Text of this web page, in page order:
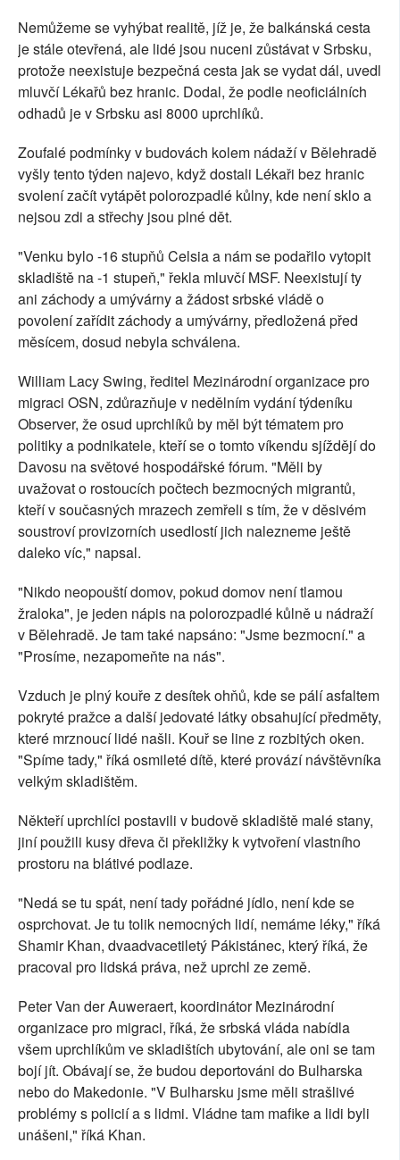
Nemůžeme se vyhýbat realitě, jíž je, že balkánská cesta
je stále otevřená, ale lidé jsou nuceni zůstávat v Srbsku,
protože neexistuje bezpečná cesta jak se vydat dál, uvedl
mluvčí Lékařů bez hranic. Dodal, že podle neoficiálních
odhadů je v Srbsku asi 8000 uprchlíků.
Zoufalé podmínky v budovách kolem nádaží v Bělehradě
vyšly tento týden najevo, když dostali Lékaři bez hranic
svolení začít vytápět polorozpadlé kůlny, kde není sklo a
nejsou zdi a střechy jsou plné dět.
"Venku bylo -16 stupňů Celsia a nám se podařilo vytopit
skladiště na -1 stupeň," řekla mluvčí MSF. Neexistují ty
ani záchody a umývárny a žádost srbské vládě o
povolení zařídit záchody a umývárny, předložená před
měsícem, dosud nebyla schválena.
William Lacy Swing, ředitel Mezinárodní organizace pro
migraci OSN, zdůrazňuje v nedělním vydání týdeníku
Observer, že osud uprchlíků by měl být tématem pro
politiky a podnikatele, kteří se o tomto víkendu sjíždějí do
Davosu na světové hospodářské fórum. "Měli by
uvažovat o rostoucích počtech bezmocných migrantů,
kteří v současných mrazech zemřeli s tím, že v děsivém
soustroví provizorních usedlostí jich nalezneme ještě
daleko víc," napsal.
"Nikdo neopouští domov, pokud domov není tlamou
žraloka", je jeden nápis na polorozpadlé kůlně u nádraží
v Bělehradě. Je tam také napsáno: "Jsme bezmocní." a
"Prosíme, nezapomeňte na nás".
Vzduch je plný kouře z desítek ohňů, kde se pálí asfaltem
pokryté pražce a další jedovaté látky obsahující předměty,
které mrznoucí lidé našli. Kouř se line z rozbitých oken.
"Spíme tady," říká osmileté dítě, které provází návštěvníka
velkým skladištěm.
Někteří uprchlíci postavili v budově skladiště malé stany,
jiní použili kusy dřeva či překližky k vytvoření vlastního
prostoru na blátivé podlaze.
"Nedá se tu spát, není tady pořádné jídlo, není kde se
osprchovat. Je tu tolik nemocných lidí, nemáme léky," říká
Shamir Khan, dvaadvacetiletý Pákistánec, který říká, že
pracoval pro lidská práva, než uprchl ze země.
Peter Van der Auweraert, koordinátor Mezinárodní
organizace pro migraci, říká, že srbská vláda nabídla
všem uprchlíkům ve skladištích ubytování, ale oni se tam
bojí jít. Obávají se, že budou deportováni do Bulharska
nebo do Makedonie. "V Bulharsku jsme měli strašlivé
problémy s policií a s lidmi. Vládne tam mafike a lidi byli
unášeni," říká Khan.